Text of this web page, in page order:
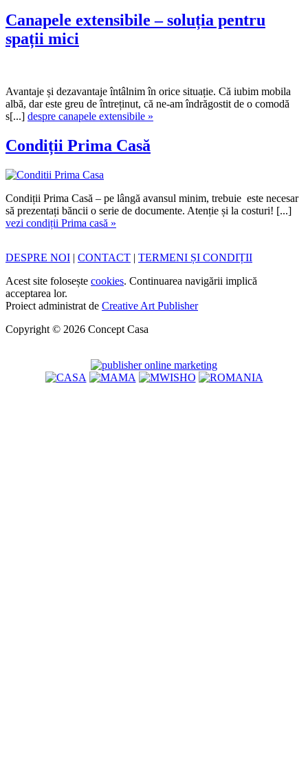
Canapele extensibile – soluția pentru
spații mici
Avantaje și dezavantaje întâlnim în orice situație. Că iubim mobila
albă, dar este greu de întreținut, că ne-am îndrăgostit de o comodă
s[...] despre canapele extensibile »
Condiții Prima Casă
Condiții Prima Casă – pe lângă avansul minim, trebuie este necesar
să prezentați băncii o serie de documente. Atenție și la costuri! [...]
vezi condiții Prima casă »
DESPRE NOI | CONTACT | TERMENI ȘI CONDIȚII
Acest site folosește cookies. Continuarea navigării implică
acceptarea lor.
Proiect administrat de Creative Art Publisher
Copyright © 2026 Concept Casa